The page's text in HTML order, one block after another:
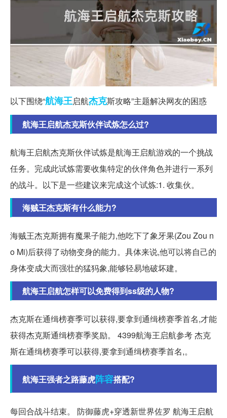
以下围绕“航海王启航杰克斯攻略”主题解决网友的困惑
航海王启航杰克斯伙伴试炼怎么过?
航海王启航杰克斯伙伴试炼是航海王启航游戏的一个挑战
任务。完成此试炼需要收集特定的伙伴角色并进行一系列
的战斗。以下是一些建议来完成这个试炼:1. 收集伙。
海贼王杰克斯有什么能力?
海贼王杰克斯拥有魔果子能力,他吃下了象牙果(Zou Zou n
o Mi)后获得了动物变身的能力。具体来说,他可以将自己的
身体变成大而强壮的猛犸象,能够轻易地破坏建。
航海王启航怎样可以免费得到ss级的人物?
杰克斯在通缉榜赛季可以获得,要拿到通缉榜赛季首名,才能
获得杰克斯通缉榜赛季奖励。 4399航海王启航参考 杰克
斯在通缉榜赛季可以获得,要拿到通缉榜赛季首名,。
航海王强者之路藤虎阵容搭配?
每回合战斗结束。 防御藤虎+穿透新世界佐罗 航海王启航